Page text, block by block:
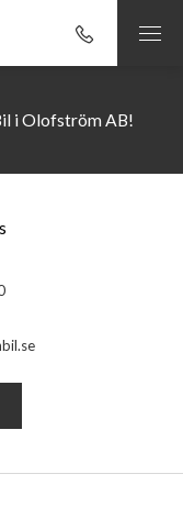
i Olofström AB!